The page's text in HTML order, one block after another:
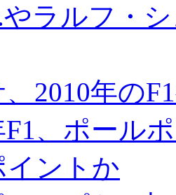
やラルフ・
2010年の
F1、ポール
イントか